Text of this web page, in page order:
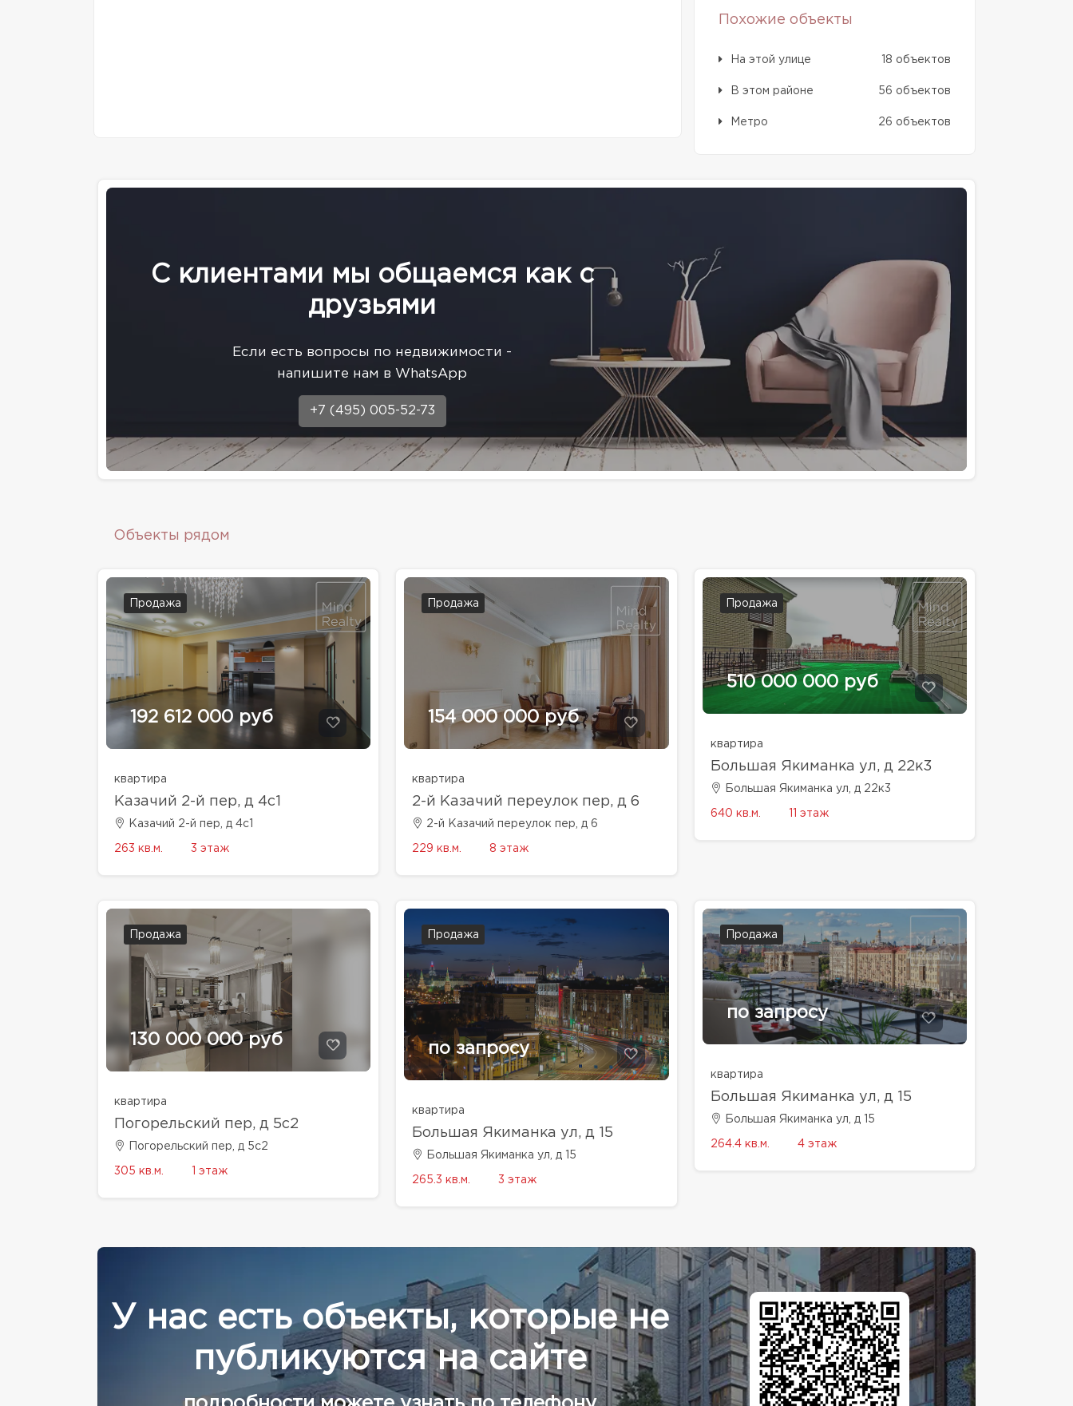
Похожие объекты
На этой улице 18 объектов
В этом районе 56 объектов
Метро 26 объектов
С клиентами мы общаемся как с
друзьями
Eсли есть вопросы по недвижимости -
напишите нам в WhatsApp
+7 (495) 005-52-73
Объекты рядом
Продажа
192 612 000 руб
квартира
Казачий 2-й пер, д 4с1
Казачий 2-й пер, д 4с1
263 кв.м. 3 этаж
Продажа
154 000 000 руб
квартира
2-й Казачий переулок пер, д 6
2-й Казачий переулок пер, д 6
229 кв.м. 8 этаж
Продажа
510 000 000 руб
квартира
Большая Якиманка ул, д 22к3
Большая Якиманка ул, д 22к3
640 кв.м. 11 этаж
Продажа
130 000 000 руб
квартира
Погорельский пер, д 5с2
Погорельский пер, д 5с2
305 кв.м. 1 этаж
Продажа
по запросу
квартира
Большая Якиманка ул, д 15
Большая Якиманка ул, д 15
265.3 кв.м. 3 этаж
Продажа
по запросу
квартира
Большая Якиманка ул, д 15
Большая Якиманка ул, д 15
264.4 кв.м. 4 этаж
У нас есть объекты, которые не
публикуются на сайте